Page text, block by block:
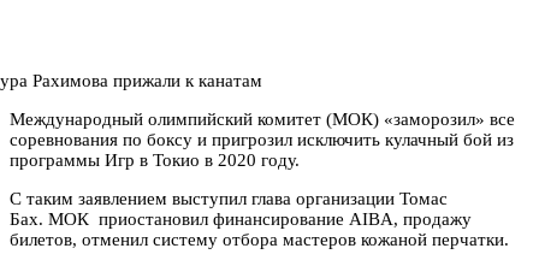
Международный олимпийский комитет (МОК) «заморозил» все
соревнования по боксу и пригрозил исключить кулачный бой из
программы Игр в Токио в 2020 году.
С таким заявлением выступил глава организации Томас
Бах. МОК приостановил финансирование AIBA, продажу
билетов, отменил систему отбора мастеров кожаной перчатки.